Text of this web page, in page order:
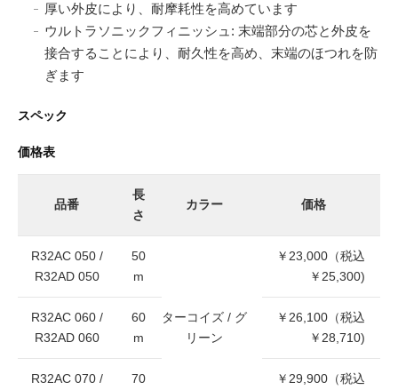
厚い外皮により、耐摩耗性を高めています
ウルトラソニックフィニッシュ: 末端部分の芯と外皮を
接合することにより、耐久性を高め、末端のほつれを防
ぎます
スペック
価格表
品番
長
さ
カラー 価格
R32AC 050 /
R32AD 050
50
m
ターコイズ / グ
リーン
￥23,000（税込
￥25,300)
R32AC 060 /
R32AD 060
60
m
￥26,100（税込
￥28,710)
R32AC 070 /
70
￥29,900（税込